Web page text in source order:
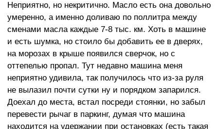
Неприятно, но некритично. Масло есть она довольно
умеренно, а именно доливаю по поллитра между
сменами масла каждые 7-8 тыс. км. Хоть в машине
и есть шумка, но стоило бы добавить ее в дверях,
на морозах в крыше появился сверчок, но с
оттепелью пропал. Тут недавно машина меня
неприятно удивила, так получилось что из-за руля
не вылазил почти сутки ну и порядком запарился.
Доехал до места, встал посреди стоянки, но забыл
перевести рычаг в паркинг, думая что машина
находится на удержании при остановках (есть такая